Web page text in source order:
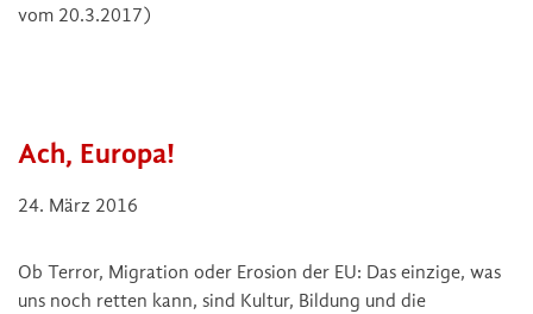
vom 20.3.2017)
Ach, Europa!
24. März 2016
Ob Terror, Migration oder Erosion der EU: Das einzige, was
uns noch retten kann, sind Kultur, Bildung und die